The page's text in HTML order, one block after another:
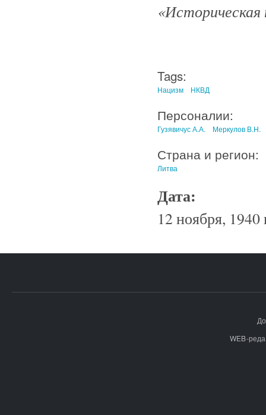
Tags:
Нацизм НКВД
Персоналии:
Гузявичус А.А. Меркулов В.Н.
Страна и регион:
Литва
Дата:
12 ноября, 1940
WEB-